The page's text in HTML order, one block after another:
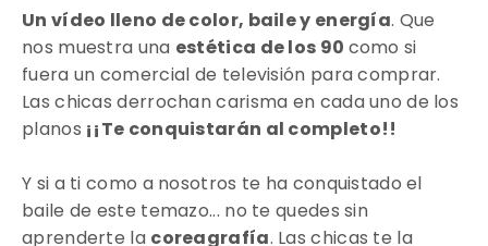
Un vídeo lleno de color, baile y energía. Que
nos muestra una estética de los 90 como si
fuera un comercial de televisión para comprar.
Las chicas derrochan carisma en cada uno de los
planos ¡¡Te conquistarán al completo!!
Y si a ti como a nosotros te ha conquistado el
baile de este temazo... no te quedes sin
aprenderte la coreagrafía. Las chicas te la